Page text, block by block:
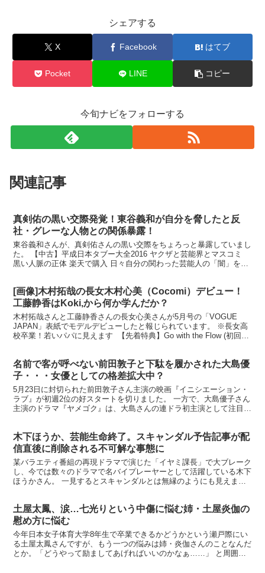
シェアする
X Facebook はてブ
Pocket LINE コピー
今旬ナビをフォローする
関連記事
真剣佑の黒い交際発覚！東谷義和が自分を脅したと反
社・グレーな人物との関係暴露！
東谷義和さんが、真剣佑さんの黒い交際をちょろっと暴露していまし
た。 【中古】平成日本タブー大全2016 ヤクザと芸能界とマスコミ
黒い人脈の正体 楽天で購入 日々自分の関わった芸能人の「闇」を暴
[画像]木村拓哉の長女木村心美（Cocomi）デビュー！
工藤静香はKoki,から何か学んだか？
木村拓哉さんと工藤静香さんの長女心美さんが5月号の「VOGUE
JAPAN」表紙でモデルデビューしたと報じられています。 ※長女高
校卒業！若いパパに見えます 【先着特典】Go with the Flow (初回限
名前で客が呼べない前田敦子と下駄を履かされた大島優
子・・・女優としての格差拡大中？
5月23日に封切られた前田敦子さん主演の映画『イニシエーション・
ラブ』が初週2位の好スタートを切りました。 一方で、大島優子さん
主演のドラマ『ヤメゴク』は、大島さんの連ドラ初主演として注目さ
木下ほうか、芸能生命終了。スキャンダル予告記事が配
信直後に削除される不可解な事態に
某バラエティ番組の再現ドラマで演じた「イヤミ課長」で大ブレーク
し、今では数々のドラマで名バイプレーヤーとして活躍している木下
ほうかさん。 一見するとスキャンダルとは無縁のようにも見えます
土屋太鳳、涙…七光りという中傷に悩む姉・土屋炎伽の
慰め方に悩む
今年日本女子体育大学8年生で卒業できるかどうかという瀬戸際にい
る土屋太鳳さんですが、もう一つの悩みは姉・炎伽さんのことなんだ
とか。「どうやって励ましてあげればいいのかなぁ……」 と周囲に